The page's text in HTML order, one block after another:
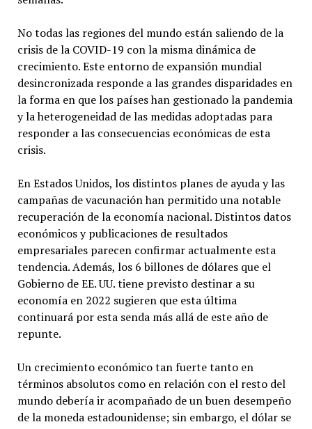
No todas las regiones del mundo están saliendo de la
crisis de la COVID-19 con la misma dinámica de
crecimiento. Este entorno de expansión mundial
desincronizada responde a las grandes disparidades en
la forma en que los países han gestionado la pandemia
y la heterogeneidad de las medidas adoptadas para
responder a las consecuencias económicas de esta
crisis.
En Estados Unidos, los distintos planes de ayuda y las
campañas de vacunación han permitido una notable
recuperación de la economía nacional. Distintos datos
económicos y publicaciones de resultados
empresariales parecen confirmar actualmente esta
tendencia. Además, los 6 billones de dólares que el
Gobierno de EE. UU. tiene previsto destinar a su
economía en 2022 sugieren que esta última
continuará por esta senda más allá de este año de
repunte.
Un crecimiento económico tan fuerte tanto en
términos absolutos como en relación con el resto del
mundo debería ir acompañado de un buen desempeño
de la moneda estadounidense; sin embargo, el dólar se